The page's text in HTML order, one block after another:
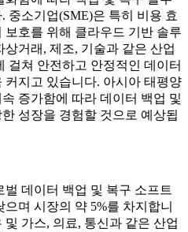
중소기업(SME)은 특히 비용 효
호를 위해 클라우드 기반 솔루
거래, 제조, 기술과 같은 산업
걸쳐 안전하고 안정적인 데이터
지고 있습니다. 아시아 태평양
증가함에 따라 데이터 백업 및
성장을 경험할 것으로 예상됩
데이터 백업 및 복구 소프트
며 시장의 약 5%를 차지합니
가스, 의료, 통신과 같은 산업